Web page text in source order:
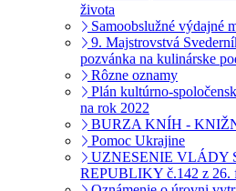
života
Samoobslužné výdajné
9. Majstrovstvá
pozvánka na kulinárske
Rôzne oznamy
Plán kultúrno-
na rok 2022
BURZA KNÍH -
Pomoc Ukrajine
UZNESENIE VLÁDY
REPUBLIKY č.142 z 26.